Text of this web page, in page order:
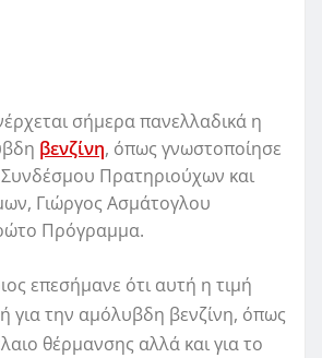
σήμερα πανελλαδικά η
βενζίνη, όπως γνωστοποίησε
Πρατηριούχων και
Γιώργος Ασμάτογλου
Πρόγραμμα.
επεσήμανε ότι αυτή η τιμή
για την αμόλυβδη βενζίνη, όπως
θέρμανσης αλλά και για το